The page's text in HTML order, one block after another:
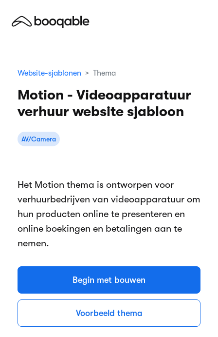
Website-sjablonen Thema
Motion - Videoapparatuur
verhuur website sjabloon
AV/Camera
Het Motion thema is ontworpen voor
verhuurbedrijven van videoapparatuur om
hun producten online te presenteren en
online boekingen en betalingen aan te
nemen.
Begin met bouwen
Voorbeeld thema